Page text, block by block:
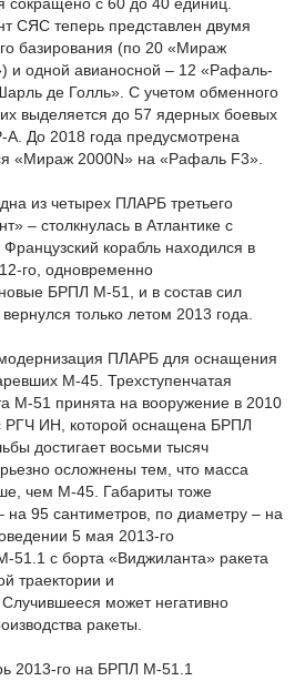
СЯС теперь представлен двумя
базирования (по 20 «Мираж
и одной авианосной – 12 «Рафаль-
де Голль». С учетом обменного
выделяется до 57 ядерных боевых
A. До 2018 года предусмотрена
«Мираж 2000N» на «Рафаль F3».
из четырех ПЛАРБ третьего
– столкнулась в Атлантике с
корабль находился в
го, одновременно
БРПЛ М-51, и в состав сил
только летом 2013 года.
ПЛАРБ для оснащения
М-45. Трехступенчатая
М-51 принята на вооружение в 2010
РГЧ ИН, которой оснащена БРПЛ
достигает восьми тысяч
осложнены тем, что масса
чем М-45. Габариты тоже
95 сантиметров, по диаметру – на
5 мая 2013-го
51.1 с борта «Виджиланта» ракета
траектории и
может негативно
ракеты.
2013-го на БРПЛ М-51.1